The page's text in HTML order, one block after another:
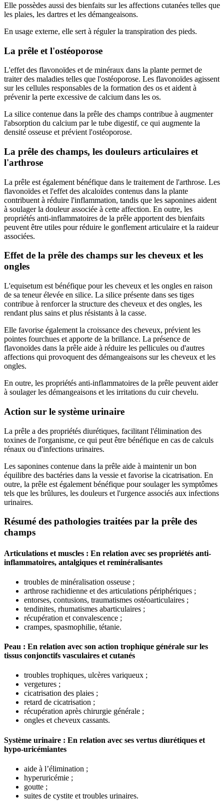
Elle possèdes aussi des bienfaits sur les affections cutanées telles que
les plaies, les dartres et les démangeaisons.
En usage externe, elle sert à réguler la transpiration des pieds.
La prêle et l'ostéoporose
L'effet des flavonoïdes et de minéraux dans la plante permet de
traiter des maladies telles que l'ostéoporose. Les flavonoïdes agissent
sur les cellules responsables de la formation des os et aident à
prévenir la perte excessive de calcium dans les os.
La silice contenue dans la prêle des champs contribue à augmenter
l'absorption du calcium par le tube digestif, ce qui augmente la
densité osseuse et prévient l'ostéoporose.
La prêle des champs, les douleurs articulaires et
l'arthrose
La prêle est également bénéfique dans le traitement de l'arthrose. Les
flavonoïdes et l'effet des alcaloïdes contenus dans la plante
contribuent à réduire l'inflammation, tandis que les saponines aident
à soulager la douleur associée à cette affection. En outre, les
propriétés anti-inflammatoires de la prêle apportent des bienfaits
peuvent être utiles pour réduire le gonflement articulaire et la raideur
associées.
Effet de la prêle des champs sur les cheveux et les
ongles
L'equisetum est bénéfique pour les cheveux et les ongles en raison
de sa teneur élevée en silice. La silice présente dans ses tiges
contribue à renforcer la structure des cheveux et des ongles, les
rendant plus sains et plus résistants à la casse.
Elle favorise également la croissance des cheveux, prévient les
pointes fourchues et apporte de la brillance. La présence de
flavonoïdes dans la prêle aide à réduire les pellicules ou d'autres
affections qui provoquent des démangeaisons sur les cheveux et les
ongles.
En outre, les propriétés anti-inflammatoires de la prêle peuvent aider
à soulager les démangeaisons et les irritations du cuir chevelu.
Action sur le système urinaire
La prêle a des propriétés diurétiques, facilitant l'élimination des
toxines de l'organisme, ce qui peut être bénéfique en cas de calculs
rénaux ou d'infections urinaires.
Les saponines contenue dans la prêle aide à maintenir un bon
équilibre des bactéries dans la vessie et favorise la cicatrisation. En
outre, la prêle est également bénéfique pour soulager les symptômes
tels que les brûlures, les douleurs et l'urgence associés aux infections
urinaires.
Résumé des pathologies traitées par la prêle des
champs
Articulations et muscles : En relation avec ses propriétés anti-
inflammatoires, antalgiques et reminéralisantes
troubles de minéralisation osseuse ;
arthrose rachidienne et des articulations périphériques ;
entorses, contusions, traumatismes ostéoarticulaires ;
tendinites, rhumatismes abarticulaires ;
récupération et convalescence ;
crampes, spasmophilie, tétanie.
Peau : En relation avec son action trophique générale sur les
tissus conjonctifs vasculaires et cutanés
troubles trophiques, ulcères variqueux ;
vergetures ;
cicatrisation des plaies ;
retard de cicatrisation ;
récupération après chirurgie générale ;
ongles et cheveux cassants.
Système urinaire : En relation avec ses vertus diurétiques et
hypo-uricémiantes
aide à l’élimination ;
hyperuricémie ;
goutte ;
suites de cystite et troubles urinaires.